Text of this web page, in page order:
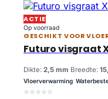
ACTIE
Op voorraad
GESCHIKT VOOR
Futuro visgraat
Dikte: 2,5 mm Breedte:
Vloerverwarming